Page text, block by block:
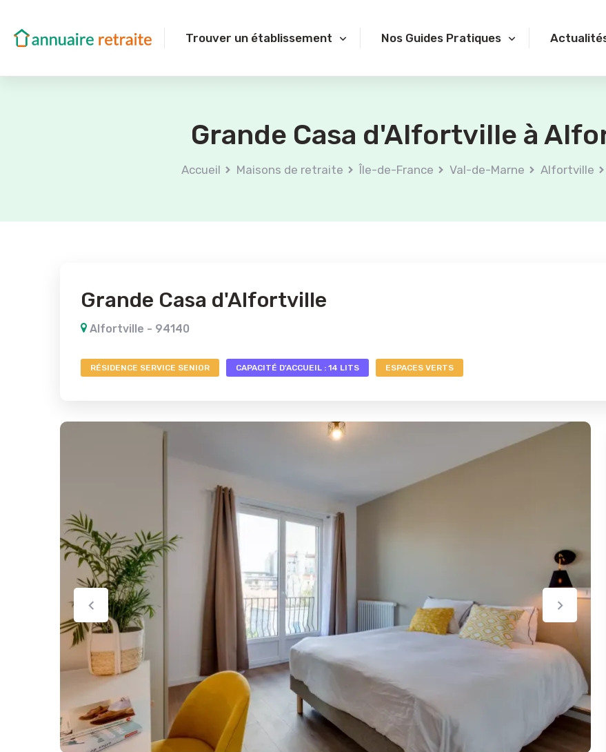
Trouver un établissement Nos Guides Pratiques
Grande Casa d'Alfortville à
Accueil Maisons de retraite Île-de-France Val-de-Marne Alfortville
Grande Casa d'Alfortville
Alfortville - 94140
RÉSIDENCE SERVICE SENIOR CAPACITÉ D'ACCUEIL : 14 LITS ESPACES VERTS